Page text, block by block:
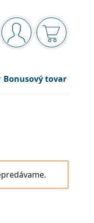
Navigačný panel
ste prihláseníNákupný
Bonusový tovar